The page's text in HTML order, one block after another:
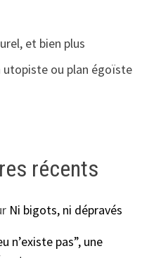
et bien plus
utopiste ou plan égoïste
récents
Ni bigots, ni dépravés
n’existe pas”, une